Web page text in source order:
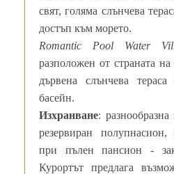
свят, голяма слънчева
достъп към морето.
Romantic Pool Water
разположен от страната
дървена слънчева
басейн.
Изхранване:
резервиран
при пълен пансион -
Курортът предлага